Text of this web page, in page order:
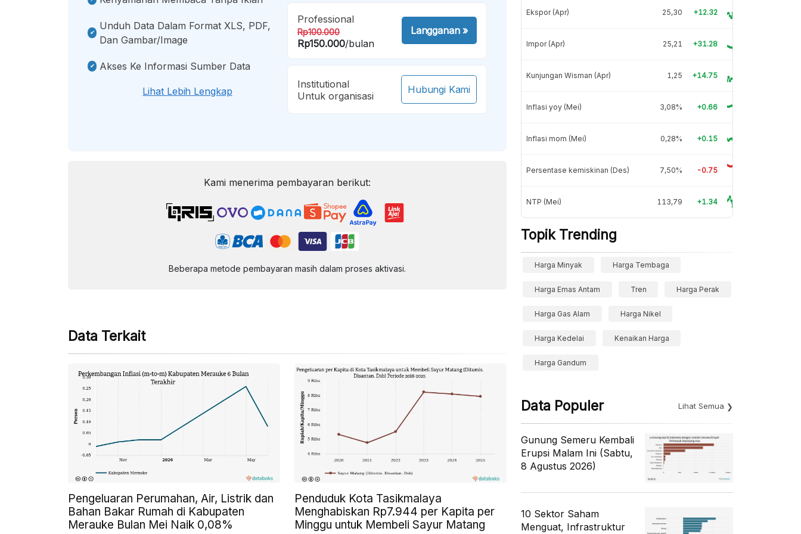
Unduh Data Dalam Format XLS, PDF,
Dan Gambar/image
Akses Ke Informasi Sumber Data
Lihat Lebih Lengkap
Professional
Rp100.000
Rp150.000/bulan
Langganan»
Institutional
Untuk organisasi
Hubungi Kami
Kami menerima pembayaran berikut:
Beberapa metode pembayaran masih dalam proses aktivasi.
Data Terkait
Pengeluaran Perumahan, Air, Listrik dan
Bahan Bakar Rumah di Kabupaten
Merauke Bulan Mei Naik 0,08%
Penduduk Kota Tasikmalaya
Menghabiskan Rp7.944 per Kapita per
Minggu untuk Membeli Sayur Matang
Ekspor (Apr) 25,30 +12.32
Impor (Apr) 25,21 +31.28
Kunjungan Wisman (Apr) 1,25 +14.75
Inflasi yoy (Mei) 3,08% +0.66
Inflasi mom (Mei) 0,28% +0.15
Persentase kemiskinan (Des) 7,50% -0.75
NTP (Mei) 113,79 +1.34
Topik Trending
Harga Minyak Harga Tembaga
Harga Emas Antam Tren Harga Perak
Harga Gas Alam Harga Nikel
Harga Kedelai Kenaikan Harga
Harga Gandum
Data Populer Lihat Semua
Gunung Semeru Kembali
Erupsi Malam Ini (Sabtu,
8 Agustus 2026)
10 Sektor Saham
Menguat, Infrastruktur